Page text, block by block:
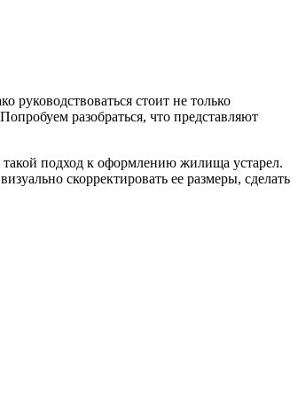
стоит не только
разобраться, что представляют
подход к оформлению жилища устарел.
скорректировать ее размеры, сделать